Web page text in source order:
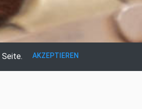
Seite. AKZEPTIEREN